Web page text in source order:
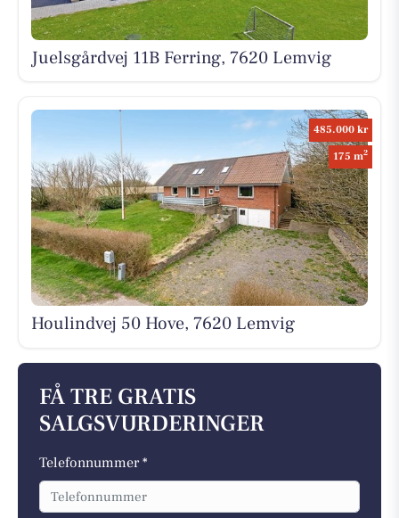
Juelsgårdvej 11B Ferring, 7620 Lemvig
485.000 kr
175 m2
Houlindvej 50 Hove, 7620 Lemvig
FÅ TRE GRATIS
SALGSVURDERINGER
Telefonnummer *